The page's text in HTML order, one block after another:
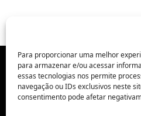
Para proporcionar uma melhor
para armazenar e/ou acessar
essas tecnologias nos permite
navegação ou IDs exclusivos neste
consentimento pode afetar